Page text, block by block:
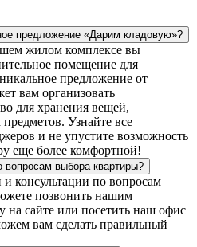
предложение «Дарим кладовую»?
жилом комплексе вы
помещение для
предложение от
вам организовать
для хранения вещей,
Узнайте все
и не упустите возможность
еще более комфортной!
вопросам выбора квартиры?
консультации по вопросам
позвонить нашим
на сайте или посетить наш офис
вам сделать правильный